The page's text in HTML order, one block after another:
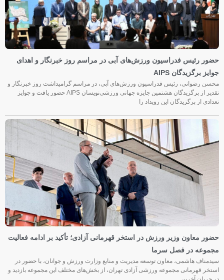
حضور رئیس فدراسیون ورزش‌های آبی در مراسم روز خبرنگار و اهدای
جوایز برگزیدگان AIPS
محسن رضوانی، رئیس فدراسیون ورزش‌های آبی، در مراسم گرامیداشت روز خبرنگار و
تقدیر از برگزیدگان هشتمین جایزه جهانی ورزشی‌نویسان AIPS حضور یافت و جوایز
تعدادی از برگزیدگان این رویداد را
حضور معاون وزیر ورزش در استخر قهرمانی آزادی؛ تأکید بر ادامه فعالیت
مجموعه در فصل سرما
سیدمناف هاشمی، معاون توسعه مدیریت و منابع وزارت ورزش و جوانان، با حضور در
استخر قهرمانی مجموعه ورزشی آزادی تهران، از بخش‌های مختلف این مجموعه بازدید و